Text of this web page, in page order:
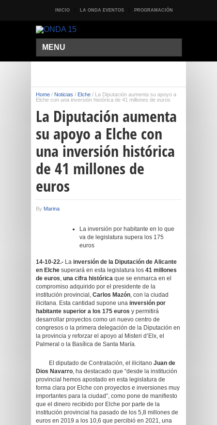
INICIO LA ONDA EVENTOS PROGRAMACIÓN
MENU
Home / Noticias / Elche / La Diputación aumenta su apoyo a
Elche con una inversión histórica de 41 millones de euros
La Diputación aumenta
su apoyo a Elche con
una inversión histórica
de 41 millones de
euros
By Marina
La inversión por habitante en lo que
va de legislatura supera los 175
euros
14-10-22.- La inversión de la Diputación de Alicante
en Elche superará en esta legislatura los 41 millones
de euros, una cifra histórica que se enmarca en el
compromiso adquirido por el presidente de la
institución provincial, Carlos Mazón, con la ciudad
ilicitana. Esta cantidad supone una inversión por
habitante superior a los 175 euros y permitirá
desarrollar proyectos como un nuevo centro de
congresos o la primera delegación de la Diputación en
la provincia y reforzar el apoyo al Misteri d’Elx, el
Palmeral o la Basílica de Santa María.
El diputado de Contratación, el ilicitano Juan de
Dios Navarro, ha destacado que “desde la institución
provincial hemos apostado en esta legislatura de
forma clara por Elche con proyectos e inversiones muy
importantes para la ciudad”, como pone de manifiesto
que el dinero recibido por Elche por parte de la
institución provincial ha pasado de los 5,8 millones de
euros en 2019 a los 10,6 que percibió en 2021, una